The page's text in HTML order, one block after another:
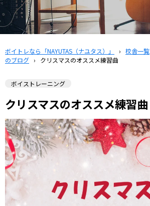
ボイトレなら「NAYUTAS（ナユタス）」 › 校舎一覧
のブログ › クリスマスのオススメ練習曲
ボイストレーニング
クリスマスのオススメ練習曲